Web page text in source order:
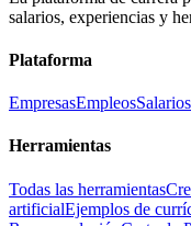
salarios, experiencias y
Plataforma
EmpresasEmpleosSalarios
Herramientas
Todas las herramientas
artificialEjemplos de